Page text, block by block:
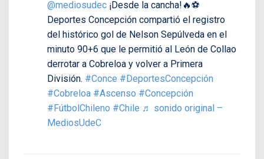
@mediosudec ¡Desde la cancha!🔥⚽
Deportes Concepción compartió el registro
del histórico gol de Nelson Sepúlveda en el
minuto 90+6 que le permitió al León de Collao
derrotar a Cobreloa y volver a Primera
División. #Conce #DeportesConcepción
#Cobreloa #Ascenso #Concepción
#FútbolChileno #Chile ♬ sonido original –
MediosUdeC